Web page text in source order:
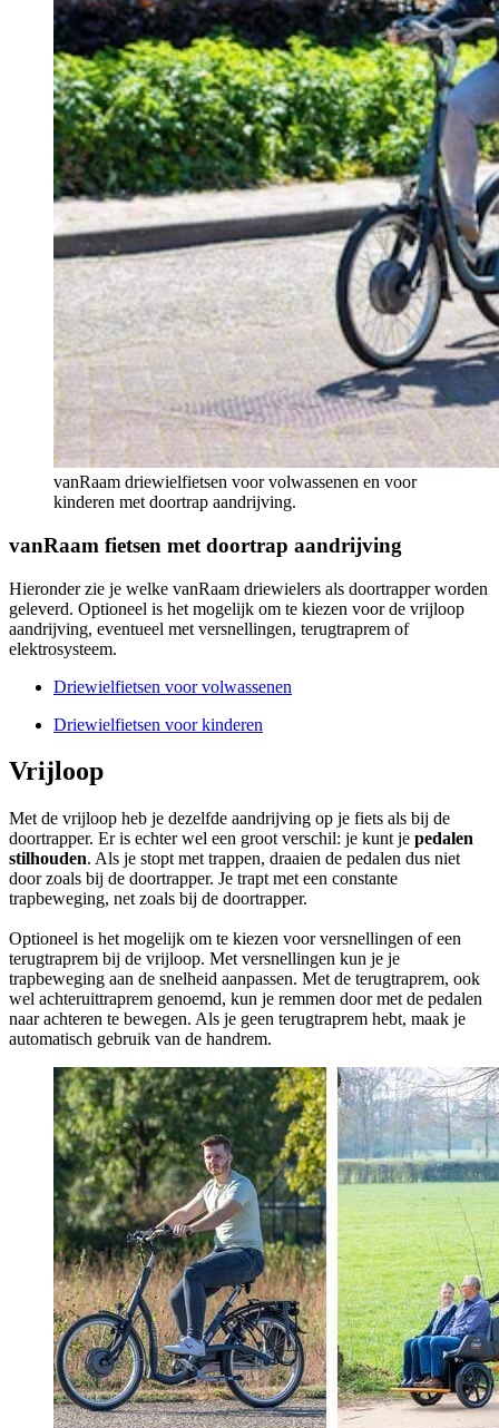
vanRaam driewielfietsen voor volwassenen en voor
kinderen met doortrap aandrijving.
vanRaam fietsen met doortrap aandrijving
Hieronder zie je welke vanRaam driewielers als doortrapper worden
geleverd. Optioneel is het mogelijk om te kiezen voor de vrijloop
aandrijving, eventueel met versnellingen, terugtraprem of
elektrosysteem.
Driewielfietsen voor volwassenen
Driewielfietsen voor kinderen
Vrijloop
Met de vrijloop heb je dezelfde aandrijving op je fiets als bij de
doortrapper. Er is echter wel een groot verschil: je kunt je pedalen
stilhouden. Als je stopt met trappen, draaien de pedalen dus niet
door zoals bij de doortrapper. Je trapt met een constante
trapbeweging, net zoals bij de doortrapper.
Optioneel is het mogelijk om te kiezen voor versnellingen of een
terugtraprem bij de vrijloop. Met versnellingen kun je je
trapbeweging aan de snelheid aanpassen. Met de terugtraprem, ook
wel achteruittraprem genoemd, kun je remmen door met de pedalen
naar achteren te bewegen. Als je geen terugtraprem hebt, maak je
automatisch gebruik van de handrem.